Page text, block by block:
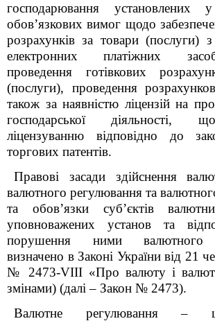
господарювання установлених у
обов’язкових вимог щодо
розрахунків за товари (послуги)
електронних платіжних
проведення готівкових
(послуги), проведення
також за наявністю ліцензій на
господарської діяльності,
ліцензуванню відповідно до
торгових патентів.
Правові засади здійснення
валютного регулювання та
та обов’язки суб’єктів
уповноважених установ та
порушення ними валютного
визначено в Законі України від 21
№ 2473-VIIІ «Про валюту і
змінами) (далі – Закон № 2473).
Валютне регулювання –